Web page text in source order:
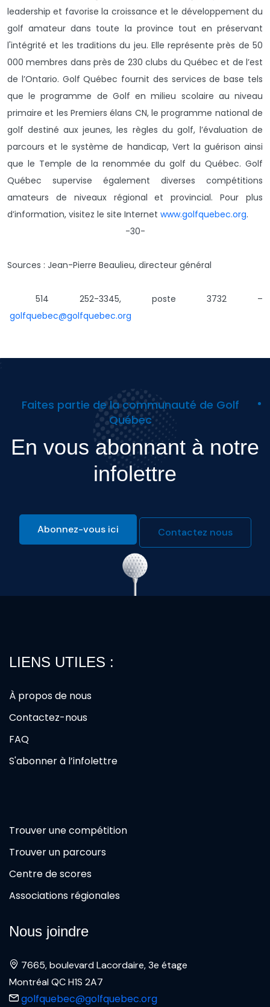
leadership et favorise la croissance et le développement du
golf amateur dans toute la province tout en préservant
l'intégrité et les traditions du jeu. Elle représente près de 50
000 membres dans près de 230 clubs du Québec et de l’est
de l’Ontario. Golf Québec fournit des services de base tels
que le programme de Golf en milieu scolaire au niveau
primaire et les Premiers élans CN, le programme national de
golf destiné aux jeunes, les règles du golf, l’évaluation de
parcours et le système de handicap, Vert la guérison ainsi
que le Temple de la renommée du golf du Québec. Golf
Québec supervise également diverses compétitions
amateurs de niveaux régional et provincial. Pour plus
d’information, visitez le site Internet www.golfquebec.org.
-30-
Sources : Jean-Pierre Beaulieu, directeur général
514 252-3345, poste 3732 –
golfquebec@golfquebec.org
Faites partie de la communauté de Golf
Québec
En vous abonnant à notre
infolettre
Abonnez-vous ici Contactez nous
LIENS UTILES :
À propos de nous
Contactez-nous
FAQ
S'abonner à l’infolettre
Trouver une compétition
Trouver un parcours
Centre de scores
Associations régionales
Nous joindre
7665, boulevard Lacordaire, 3e étage
Montréal QC H1S 2A7
golfquebec@golfquebec.org